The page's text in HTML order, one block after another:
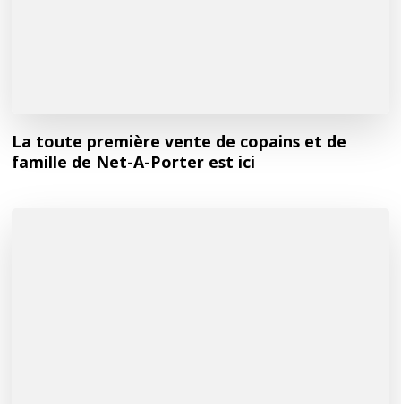
La toute première vente de copains et de
famille de Net-A-Porter est ici